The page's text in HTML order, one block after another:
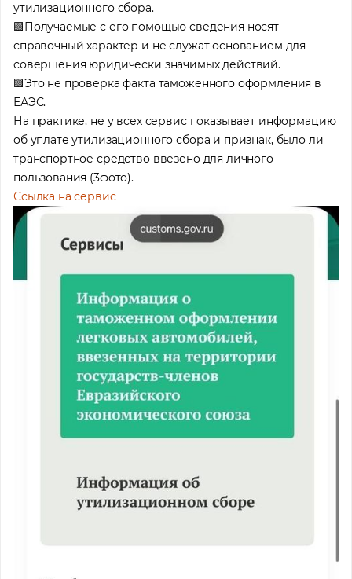
утилизационного сбора.
🟩Получаемые с его помощью сведения носят
справочный характер и не служат основанием для
совершения юридически значимых действий.
🟩Это не проверка факта таможенного оформления в
ЕАЭС.
На практике, не у всех сервис показывает информацию
об уплате утилизационного сбора и признак, было ли
транспортное средство ввезено для личного
пользования (3фото).
Ссылка на сервис